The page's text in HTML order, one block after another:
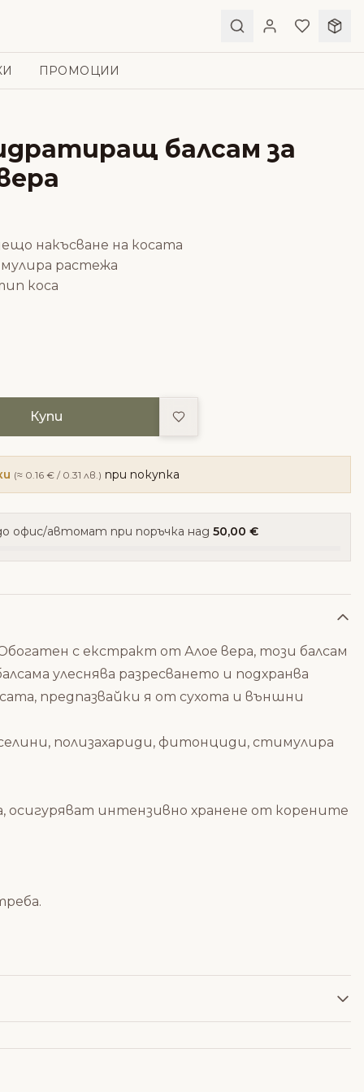
ПРОМОЦИИ
балсам за
накъсване на косата
растежа
коса
Купи Добави в любими
(≈ 0.16 € / 0.31 лв.) при покупка
офис/автомат при поръчка над 50,00 €
с екстракт от Алое вера, този балсам
улеснява разресването и подхранва
предпазвайки я от сухота и външни
полизахариди, фитонциди, стимулира
осигуряват интензивно хранене от корените